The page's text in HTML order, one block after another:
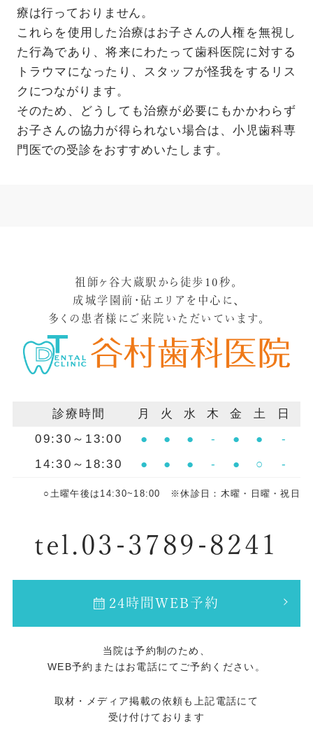
療は行っておりません。
これらを使用した治療はお子さんの人権を無視し
た行為であり、将来にわたって歯科医院に対する
トラウマになったり、スタッフが怪我をするリス
クにつながります。
そのため、どうしても治療が必要にもかかわらず
お子さんの協力が得られない場合は、小児歯科専
門医での受診をおすすめいたします。
祖師ヶ谷大蔵駅から徒歩10秒。
成城学園前・砧エリアを中心に、
多くの患者様にご来院いただいています。
診療時間 月 火 水 木 金 土
日
09:30～13:00
● ● ● - ● ●
-
14:30～18:30
● ● ● - ● ○ -
○土曜午後は14:30~18:00 ※休診日：木曜・日曜・祝日
tel.03-3789-8241
24時間WEB予約
当院は予約制のため、
WEB予約またはお電話にてご予約ください。
取材・メディア掲載の依頼も上記電話にて
受け付けております